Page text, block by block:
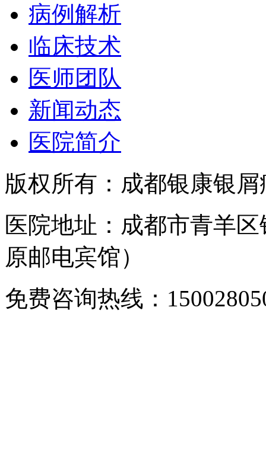
病例解析
临床技术
医师团队
新闻动态
医院简介
版权所有：成都银康银
医院地址：成都市青羊
原邮电宾馆）
免费咨询热线：